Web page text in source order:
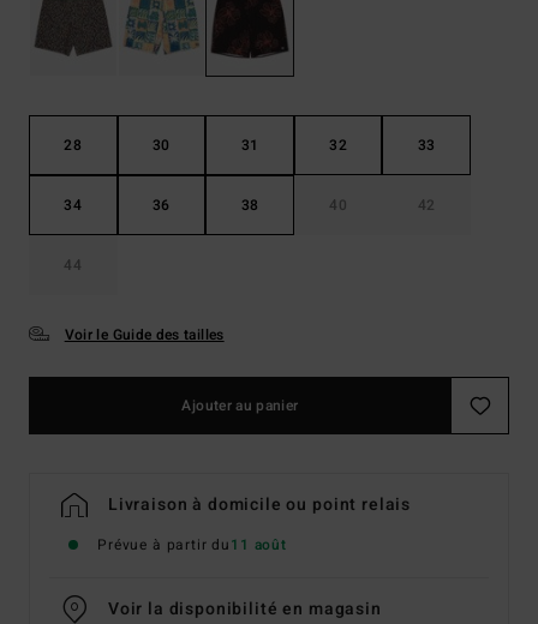
28 30 31 32 33
34 36 38 40 42
44
Voir le Guide des tailles
Ajouter au panier
Livraison à domicile ou point relais
Prévue à partir du11 août
Voir la disponibilité en magasin